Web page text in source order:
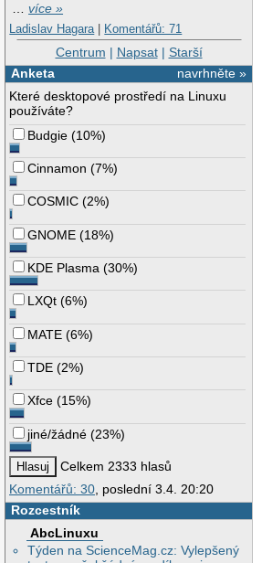
…více »
Ladislav Hagara | Komentářů: 71
Centrum | Napsat| Starší
navrhněte »
Anketa
Které desktopové prostředí na Linuxu
používáte?
Budgie (10%)
Cinnamon (7%)
COSMIC (2%)
GNOME (18%)
KDE Plasma (30%)
LXQt (6%)
MATE (6%)
TDE (2%)
Xfce (15%)
jiné/žádné (23%)
Celkem 2333 hlasů
Komentářů: 30, poslední 3.4. 20:20
Rozcestník
AbcLinuxu
Týden na ScienceMag.cz: Vylepšený